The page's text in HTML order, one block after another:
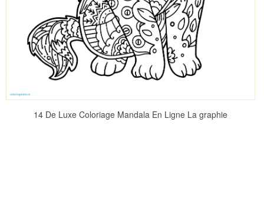
14 De Luxe Coloriage Mandala En Ligne La graphie